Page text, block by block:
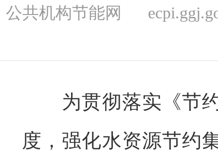
公共机构节能网
为贯彻落实《节约
度，强化水资源节约